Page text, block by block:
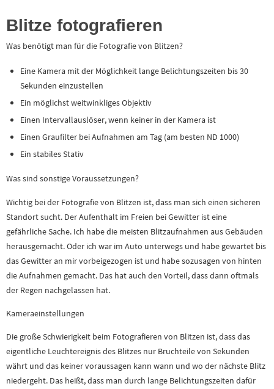
Blitze fotografieren
Was benötigt man für die Fotografie von Blitzen?
Eine Kamera mit der Möglichkeit lange Belichtungszeiten bis 30
Sekunden einzustellen
Ein möglichst weitwinkliges Objektiv
Einen Intervallauslöser, wenn keiner in der Kamera ist
Einen Graufilter bei Aufnahmen am Tag (am besten ND 1000)
Ein stabiles Stativ
Was sind sonstige Voraussetzungen?
Wichtig bei der Fotografie von Blitzen ist, dass man sich einen sicheren
Standort sucht. Der Aufenthalt im Freien bei Gewitter ist eine
gefährliche Sache. Ich habe die meisten Blitzaufnahmen aus Gebäuden
herausgemacht. Oder ich war im Auto unterwegs und habe gewartet bis
das Gewitter an mir vorbeigezogen ist und habe sozusagen von hinten
die Aufnahmen gemacht. Das hat auch den Vorteil, dass dann oftmals
der Regen nachgelassen hat.
Kameraeinstellungen
Die große Schwierigkeit beim Fotografieren von Blitzen ist, dass das
eigentliche Leuchtereignis des Blitzes nur Bruchteile von Sekunden
währt und das keiner voraussagen kann wann und wo der nächste Blitz
niedergeht. Das heißt, dass man durch lange Belichtungszeiten dafür